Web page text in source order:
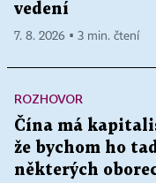
vedení
7. 8. 2026 ▪ 3 min. čtení
ROZHOVOR
Čína má
že bychom ho
některých